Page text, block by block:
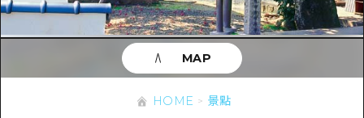
美食·酒水
騎自行車
廣島隨意旅行
廣島市內
廣島市內
安芸
答對了
活動
即時訊息
有用的信息HOME 景點
MAP